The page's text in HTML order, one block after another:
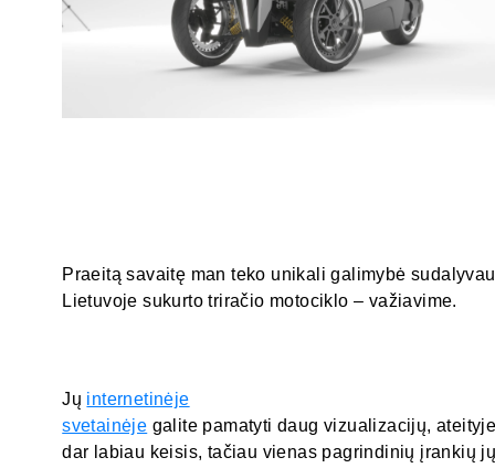
Praeitą savaitę man teko unikali galimybė
Lietuvoje sukurto triračio motociklo – važiavime.
Jų internetinėje
svetainėje galite pamatyti daug vizualizacijų,
dar labiau keisis, tačiau vienas pagrindinių įrankių